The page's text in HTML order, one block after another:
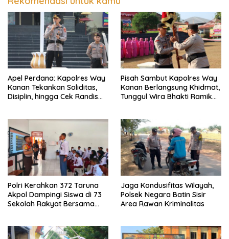
Apel Perdana: Kapolres Way
Kanan Tekankan Soliditas,
Disiplin, hingga Cek Randis
Pisah Sambut Kapolres Way
Kanan Berlangsung Khidmat,
Tunggul Wira Bhakti Ramik
Polri Kerahkan 372 Taruna
Akpol Dampingi Siswa di 73
Sekolah Rakyat Bersama
Jaga Kondusifitas Wilayah,
Polsek Negara Batin Sisir
Area Rawan Kriminalitas